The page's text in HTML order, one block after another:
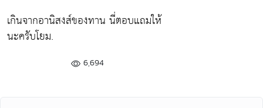
เกินจากอานิสงส์ของทาน นี่ตอบแถมให้
นะครับโยม.
6,694